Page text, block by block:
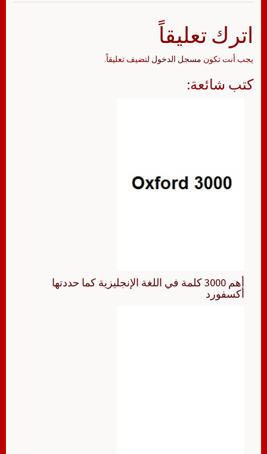
اترك تعليقاً
يجب أنت تكون مسجل الدخول لتضيف تعليقاً.
كتب شائعة:
أهم 3000 كلمة في اللغة الإنجليزية كما حددتها
أكسفورد